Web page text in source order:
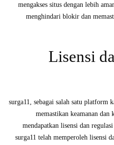
mengakses situs dengan lebih
menghindari blokir dan
Lisensi
surga11, sebagai salah satu platform
memastikan keamanan dan
mendapatkan lisensi dan
surga11 telah memperoleh lisensi